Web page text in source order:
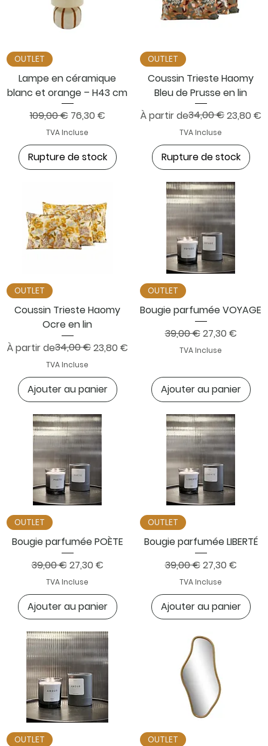
OUTLET
Lampe en céramique
blanc et orange – H43 cm
Prix original
109,00 € Prix promotionnel
76,30 €
TVA Incluse
Rupture de stock
OUTLET
Coussin Trieste Haomy
Bleu de Prusse en lin
À partir de
Prix original34,00 €23,80 €
Prix promotionnel
TVA Incluse
Rupture de stock
OUTLET
Coussin Trieste Haomy
Ocre en lin
À partir de
Prix original34,00 €23,80 €
Prix promotionnel
TVA Incluse
Ajouter au panier
OUTLET
Bougie parfumée VOYAGE
Prix original
39,00 €Prix
27,30 €
TVA Incluse
Ajouter au panier
OUTLET
Bougie parfumée POÈTE
Prix original
39,00 €Prix promotionnel
27,30 €
TVA Incluse
Ajouter au panier
OUTLET
Bougie parfumée LIBERTÉ
Prix original
39,00 €Prix
27,30 €
TVA Incluse
Ajouter au panier
OUTLET OUTLET